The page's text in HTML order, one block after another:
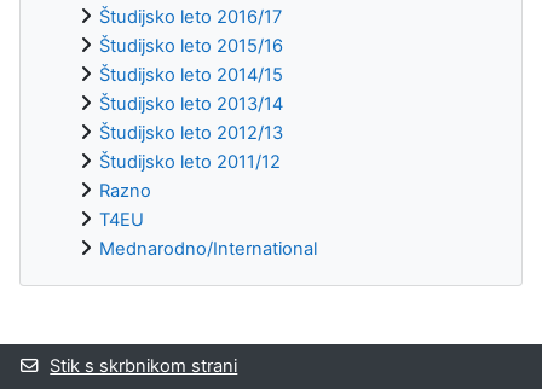
Študijsko leto 2016/17
Študijsko leto 2015/16
Študijsko leto 2014/15
Študijsko leto 2013/14
Študijsko leto 2012/13
Študijsko leto 2011/12
Razno
T4EU
Mednarodno/International
Supplementary blocks
Stik s skrbnikom strani